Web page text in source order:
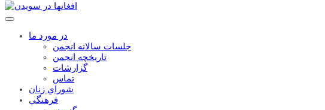
در مورد ما
جلسات سالانه انجمن
تاریخچه انجمن
گزارشات
تماس
شوراي زنان
فرهنگي